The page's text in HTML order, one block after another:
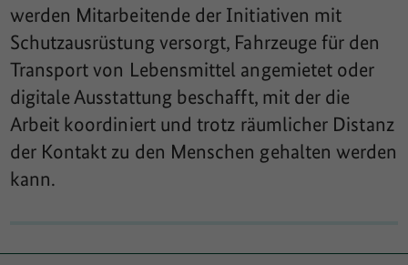
werden Mitarbeitende der Initiativen mit
Schutzausrüstung versorgt, Fahrzeuge für den
Transport von Lebensmittel angemietet oder
digitale Ausstattung beschafft, mit der die
Arbeit koordiniert und trotz räumlicher Distanz
der Kontakt zu den Menschen gehalten werden
kann.